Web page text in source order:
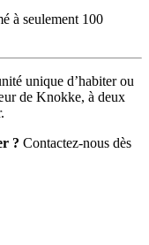
à seulement 100
unique d’habiter ou
de Knokke, à deux
? Contactez-nous dès